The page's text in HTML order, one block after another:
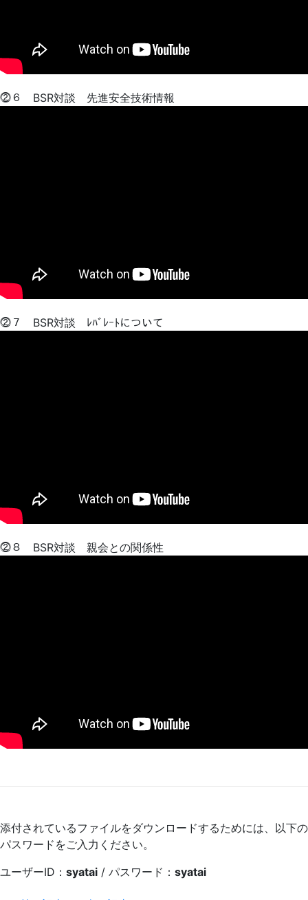
⓶６ BSR対談 先進安全技術情報
⓶７ BSR対談 ﾚﾊﾞﾚｰﾄについて
⓶８ BSR対談 親会との関係性
添付されているファイルをダウンロードするためには、以下の
パスワードをご入力ください。
ユーザーID： syatai / パスワード： syatai